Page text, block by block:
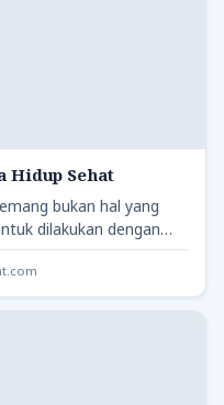
Hidup Sehat
bukan hal yang
dilakukan dengan